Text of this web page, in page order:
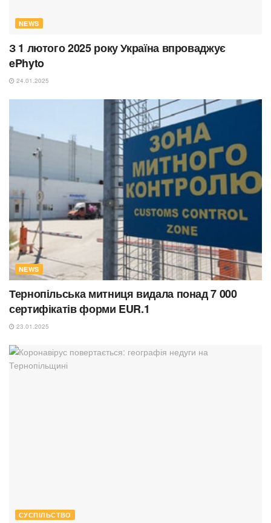
NEWS
З 1 лютого 2025 року Україна впроваджує
ePhyto
24.01.2025
NEWS
Тернопільська митниця видала понад 7 000
сертифікатів форми EUR.1
23.01.2025
СУСПІЛЬСТВО